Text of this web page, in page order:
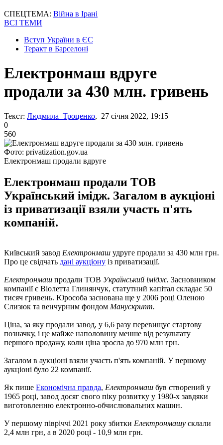
СПЕЦТЕМА: Війна в Ірані
ВСІ ТЕМИ
Вступ України в ЄС
Теракт в Барселоні
Електронмаш вдруге
продали за 430 млн. гривень
Текст: Людмила Троценко, 27 січня 2022, 19:15
0
560
Фото: privatization.gov.ua
Електронмаш продали вдруге
Електронмаш продали ТОВ
Український імідж. Загалом в аукціоні
із приватизації взяли участь п'ять
компаній.
Київський завод Електронмаш удруге продали за 430 млн грн.
Про це свідчать дані аукціону із приватизації.
Електронмаш продали ТОВ Український імідж. Засновником
компанії є Віолетта Глинянчук, статутний капітал складає 50
тисяч гривень. Юрособа заснована ще у 2006 році Оленою
Слизюк та венчурним фондом Манускрипт.
Ціна, за яку продали завод, у 6,6 разу перевищує стартову
позначку, і це майже наполовину менше від результату
першого продажу, коли ціна зросла до 970 млн грн.
Загалом в аукціоні взяли участь п'ять компаній. У першому
аукціоні було 22 компанії.
Як пише Економічна правда, Електронмаш був створений у
1965 році, завод досяг свого піку розвитку у 1980-х завдяки
виготовленню електронно-обчислювальних машин.
У першому півріччі 2021 року збитки Електронмашу склали
2,4 млн грн, а в 2020 році - 10,9 млн грн.